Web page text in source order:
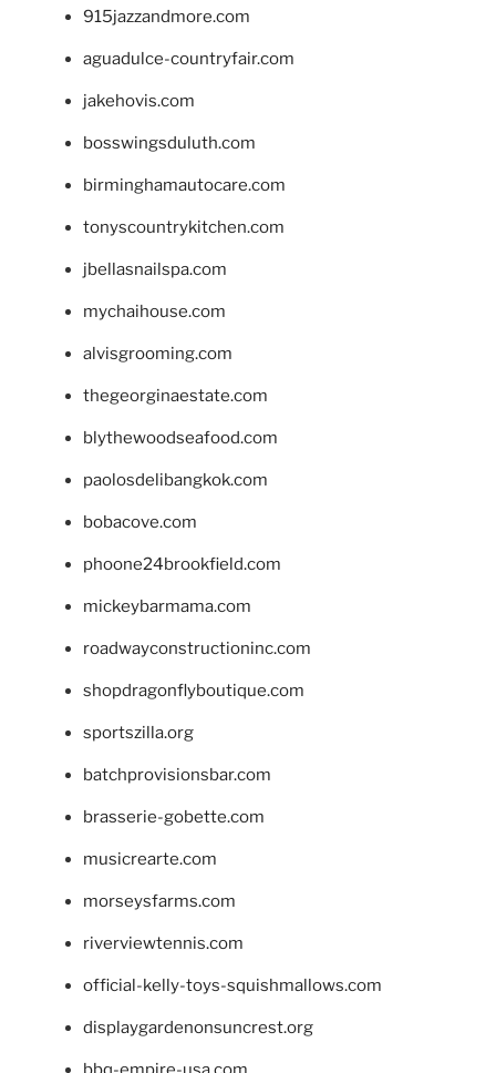
915jazzandmore.com
aguadulce-countryfair.com
jakehovis.com
bosswingsduluth.com
birminghamautocare.com
tonyscountrykitchen.com
jbellasnailspa.com
mychaihouse.com
alvisgrooming.com
thegeorginaestate.com
blythewoodseafood.com
paolosdelibangkok.com
bobacove.com
phoone24brookfield.com
mickeybarmama.com
roadwayconstructioninc.com
shopdragonflyboutique.com
sportszilla.org
batchprovisionsbar.com
brasserie-gobette.com
musicrearte.com
morseysfarms.com
riverviewtennis.com
official-kelly-toys-squishmallows.com
displaygardenonsuncrest.org